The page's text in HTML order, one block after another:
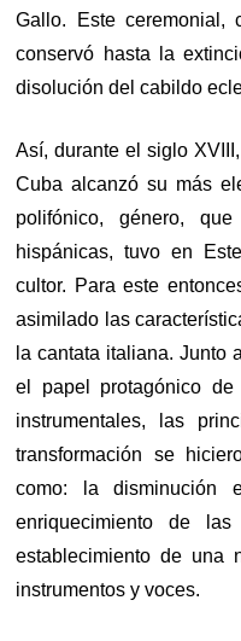
Gallo. Este ceremonial,
conservó hasta la
disolución del cabildo
Así, durante el siglo
Cuba alcanzó su más
polifónico, género,
hispánicas, tuvo en
cultor. Para este
asimilado las
la cantata italiana. Junto
el papel protagónico
instrumentales, las
transformación se
como: la disminución
enriquecimiento de
establecimiento de una
instrumentos y voces.